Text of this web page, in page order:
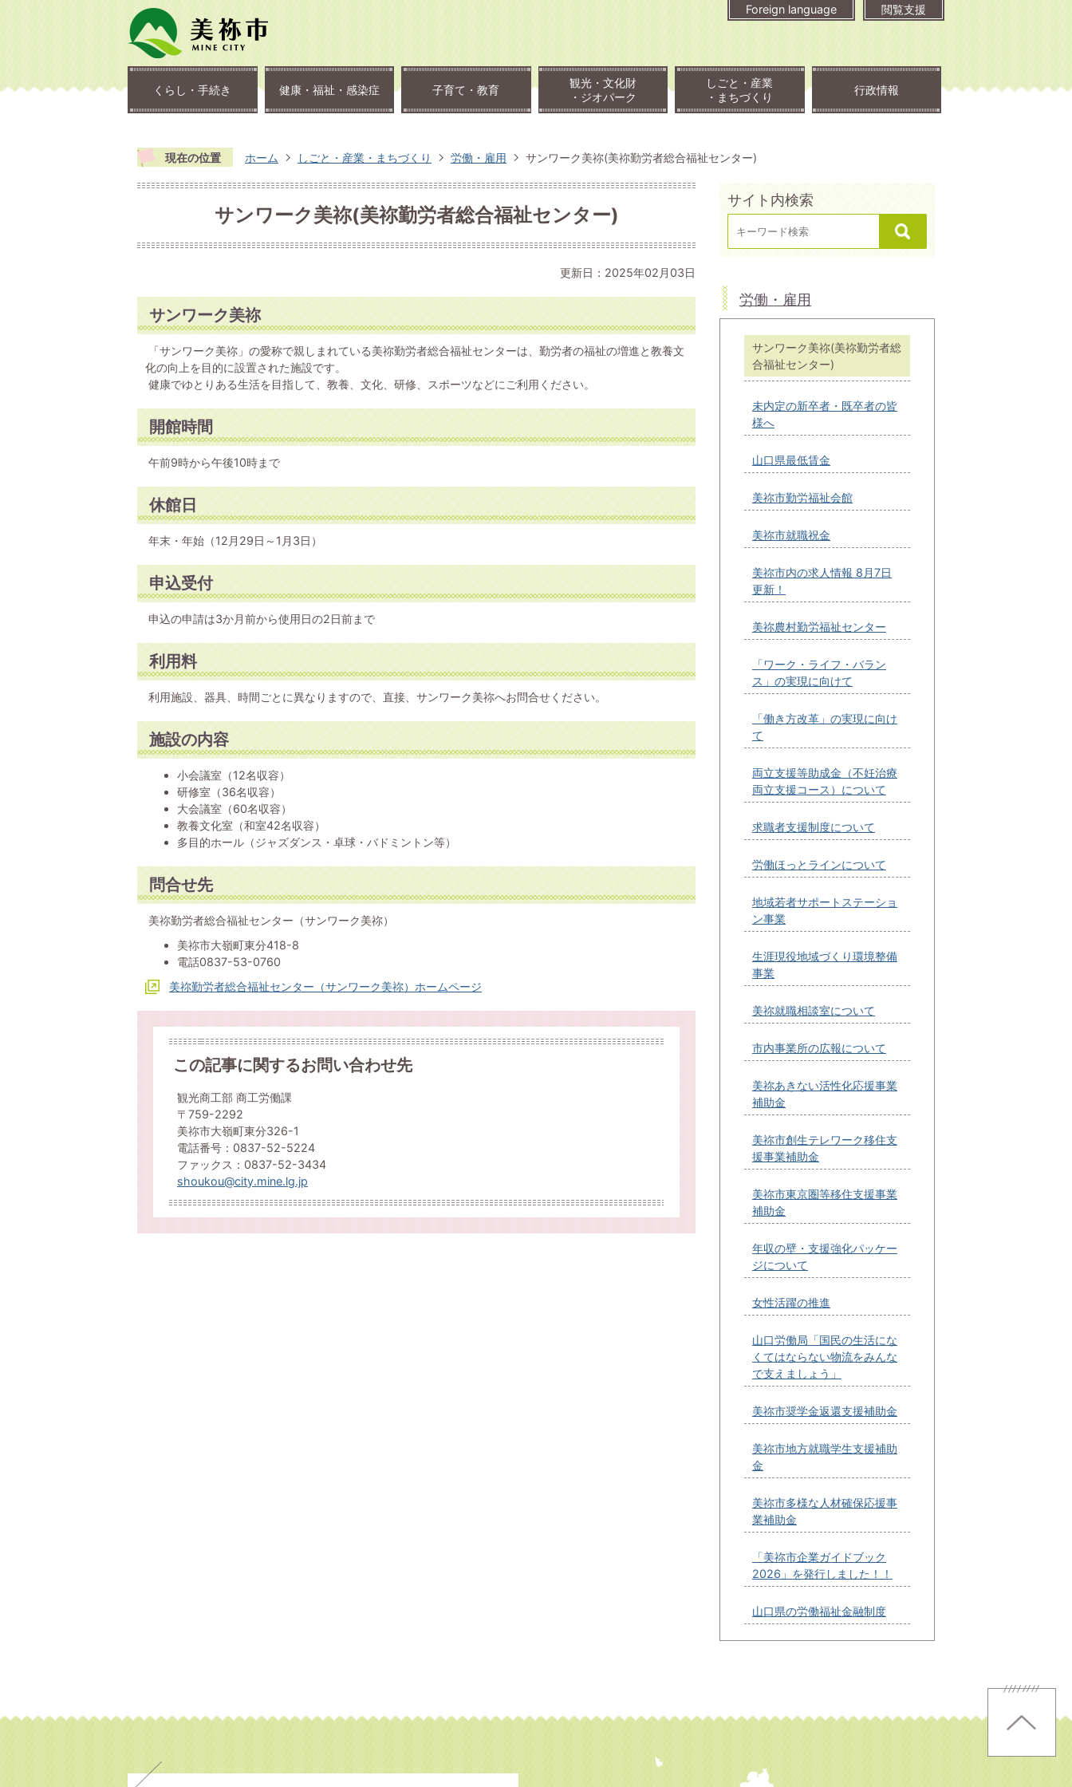
Foreign language 閲覧支援
くらし・手続き 健康・福祉・感染症 子育て・教育
観光・文化財
・ジオパーク
しごと・産業
・まちづくり
行政情報
現在の位置 ホーム しごと・産業・まちづくり 労働・雇用 サンワーク美祢(美祢勤労者総合福祉センター)
サンワーク美祢(美祢勤労者総合福祉センター)
更新日：2025年02月03日
サンワーク美祢
「サンワーク美祢」の愛称で親しまれている美祢勤労者総合福祉センターは、勤労者の福祉の増進と教養文
化の向上を目的に設置された施設です。
健康でゆとりある生活を目指して、教養、文化、研修、スポーツなどにご利用ください。
開館時間
午前9時から午後10時まで
休館日
年末・年始（12月29日～1月3日）
申込受付
申込の申請は3か月前から使用日の2日前まで
利用料
利用施設、器具、時間ごとに異なりますので、直接、サンワーク美祢へお問合せください。
施設の内容
小会議室（12名収容）
研修室（36名収容）
大会議室（60名収容）
教養文化室（和室42名収容）
多目的ホール（ジャズダンス・卓球・バドミントン等）
問合せ先
美祢勤労者総合福祉センター（サンワーク美祢）
美祢市大嶺町東分418-8
電話0837-53-0760
美祢勤労者総合福祉センター（サンワーク美祢）ホームページ
この記事に関するお問い合わせ先
観光商工部 商工労働課
〒759-2292
美祢市大嶺町東分326-1
電話番号：0837-52-5224
ファックス：0837-52-3434
shoukou@city.mine.lg.jp
サイト内検索
労働・雇用
サンワーク美祢(美祢勤労者総
合福祉センター)
未内定の新卒者・既卒者の皆
様へ
山口県最低賃金
美祢市勤労福祉会館
美祢市就職祝金
美祢市内の求人情報 8月7日
更新！
美祢農村勤労福祉センター
「ワーク・ライフ・バラン
ス」の実現に向けて
「働き方改革」の実現に向け
て
両立支援等助成金（不妊治療
両立支援コース）について
求職者支援制度について
労働ほっとラインについて
地域若者サポートステーショ
ン事業
生涯現役地域づくり環境整備
事業
美祢就職相談室について
市内事業所の広報について
美祢あきない活性化応援事業
補助金
美祢市創生テレワーク移住支
援事業補助金
美祢市東京圏等移住支援事業
補助金
年収の壁・支援強化パッケー
ジについて
女性活躍の推進
山口労働局「国民の生活にな
くてはならない物流をみんな
で支えましょう」
美祢市奨学金返還支援補助金
美祢市地方就職学生支援補助
金
美祢市多様な人材確保応援事
業補助金
「美祢市企業ガイドブック
2026」を発行しました！！
山口県の労働福祉金融制度